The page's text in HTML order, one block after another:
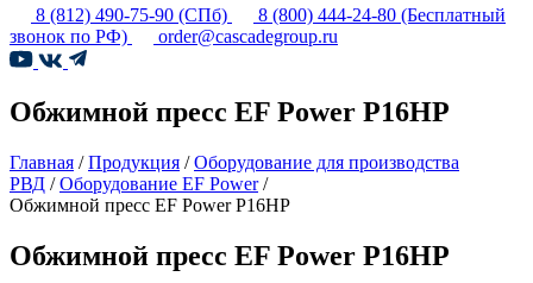
8 (812) 490-75-90 (СПб) 8 (800) 444-24-80 (Бесплатный
звонок по РФ)
order@cascadegroup.ru
Обжимной пресс EF Power P16HP
Главная /Продукция /Оборудование для производства
РВД /Оборудование EF Power/
Обжимной пресс EF Power P16HP
Обжимной пресс EF Power P16HP